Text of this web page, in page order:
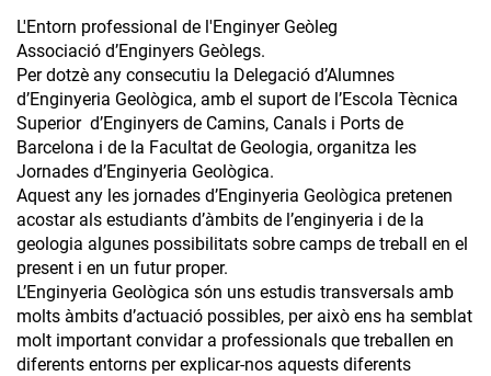
L'Entorn professional de l'Enginyer Geòleg
Associació d’Enginyers Geòlegs.
Per dotzè any consecutiu la Delegació d’Alumnes
d’Enginyeria Geològica, amb el suport de l’Escola Tècnica
Superior d’Enginyers de Camins, Canals i Ports de
Barcelona i de la Facultat de Geologia, organitza les
Jornades d’Enginyeria Geològica.
Aquest any les jornades d’Enginyeria Geològica pretenen
acostar als estudiants d’àmbits de l’enginyeria i de la
geologia algunes possibilitats sobre camps de treball en el
present i en un futur proper.
L’Enginyeria Geològica són uns estudis transversals amb
molts àmbits d’actuació possibles, per això ens ha semblat
molt important convidar a professionals que treballen en
diferents entorns per explicar-nos aquests diferents